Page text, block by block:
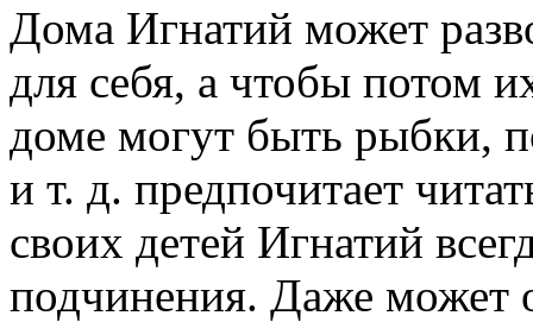
Дома Игнатий может
для себя, а чтобы потом
доме могут быть рыбки,
и т. д. предпочитает
своих детей Игнатий
подчинения. Даже может